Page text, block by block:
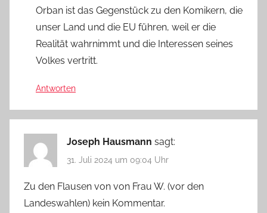
Orban ist das Gegenstück zu den Komikern, die
unser Land und die EU führen, weil er die
Realität wahrnimmt und die Interessen seines
Volkes vertritt.
Antworten
Joseph Hausmann sagt:
31. Juli 2024 um 09:04 Uhr
Zu den Flausen von von Frau W. (vor den
Landeswahlen) kein Kommentar.